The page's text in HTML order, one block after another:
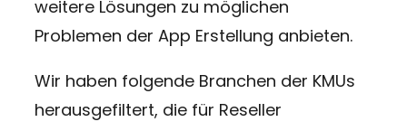
weitere Lösungen zu möglichen
Problemen der App Erstellung anbieten.
Wir haben folgende Branchen der KMUs
herausgefiltert, die für Reseller